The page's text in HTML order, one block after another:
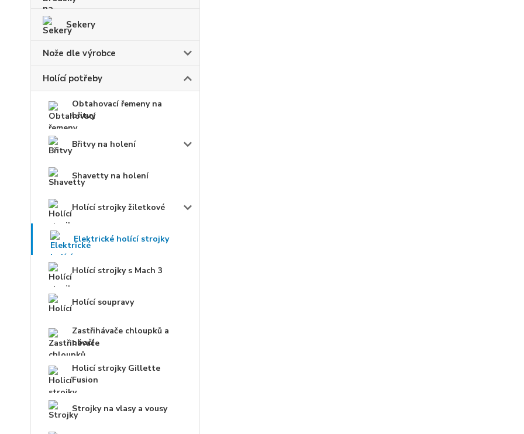
Sekery
Nože dle výrobce
Holící potřeby
Obtahovací řemeny na
břitvy
Břitvy na holení
Shavetty na holení
Holící strojky žiletkové
Elektrické holící strojky
Holící strojky s Mach 3
Holící soupravy
Zastřihávače chloupků a
obočí
Holicí strojky Gillette
Fusion
Strojky na vlasy a vousy